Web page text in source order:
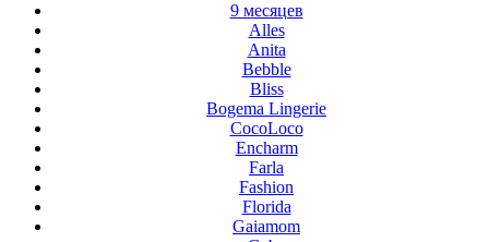
9 месяцев
Alles
Anita
Bebble
Bliss
Bogema Lingerie
CocoLoco
Encharm
Farla
Fashion
Florida
Gaiamom